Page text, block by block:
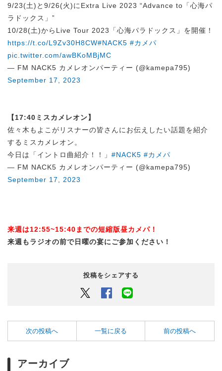
9/23(土)と9/26(火)にExtra Live 2023 “Advance to「心海パ
ラドックス」”
10/28(土)からLive Tour 2023「心海パラドックス」を開催！
https://t.co/L9Zv30H8CW#NACK5 #カメパ
pic.twitter.com/awBKoMBjMC
— FM NACK5 カメレオンパーティー (@kamepa795)
September 17, 2023
【17:40ミスカメレオン】
佐々木もよこがリスナーの皆さんにお伝えしたい話題を紹介
するミスカメレオン。
今日は「イントロ曲紹介！！」 #NACK5 #カメパ
— FM NACK5 カメレオンパーティー (@kamepa795)
September 17, 2023
来週は12:55~15:40までの短縮版昼カメパ！
来週もラジオの前で日曜の宴にご参加ください！
投稿をシェアする
Twitter Facebook
次の投稿へ 一覧に戻る 前の投稿へ
アーカイブ